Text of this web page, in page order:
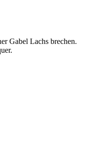
Gabel Lachs brechen.